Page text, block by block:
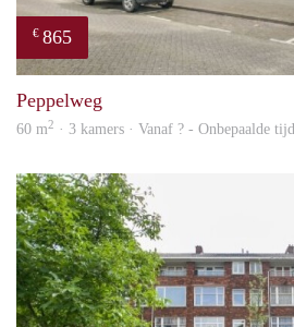
€ 865
Peppelweg
60 m2 · 3 kamers · Vanaf ? - Onbepaalde tijd